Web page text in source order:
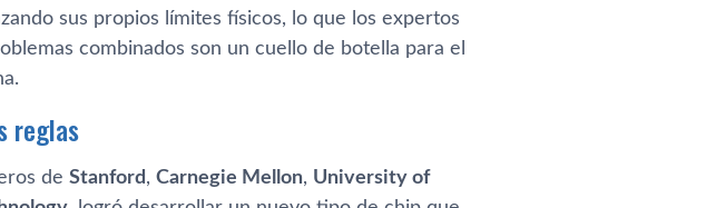
sus propios límites físicos, lo que los expertos
combinados son un cuello de botella para el
reglas
de Stanford, Carnegie Mellon, University of